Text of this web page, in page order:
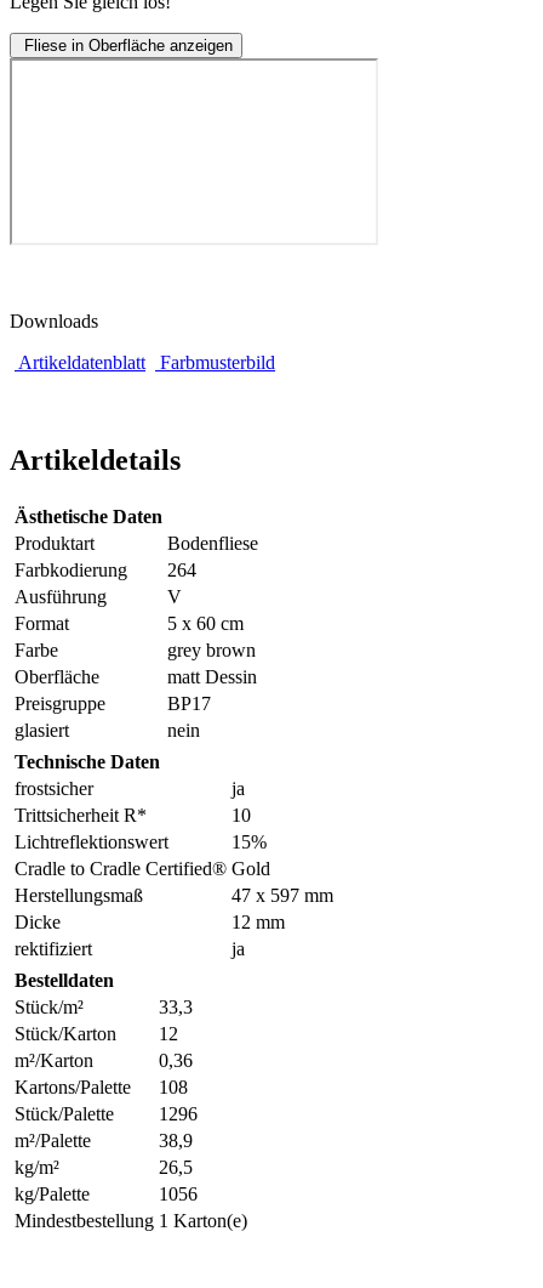
Fliese in Oberfläche anzeigen
Downloads
Artikeldatenblatt
Farbmusterbild
Artikeldetails
Ästhetische Daten
Produktart
Bodenfliese
Farbkodierung
264
Ausführung
V
Format
5 x 60 cm
Farbe
grey brown
Oberfläche
matt Dessin
Preisgruppe
BP17
glasiert
nein
Technische Daten
frostsicher
ja
Trittsicherheit R*
10
Lichtreflektionswert
15%
Cradle to Cradle Certified® Gold
Herstellungsmaß
47 x 597 mm
Dicke
12 mm
rektifiziert
ja
Bestelldaten
Stück/m²
33,3
Stück/Karton
12
m²/Karton
0,36
Kartons/Palette
108
Stück/Palette
1296
m²/Palette
38,9
kg/m²
26,5
kg/Palette
1056
Mindestbestellung 1 Karton(e)